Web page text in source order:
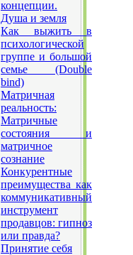
концепции.
Душа и земля
Как выжить в
психологической
группе и большой
семье (Double
bind)
Матричная
реальность:
Матричные
состояния и
матричное
сознание
Конкурентные
преимущества как
коммуникативный
инструмент
продавцов: гипноз
или правда?
Принятие себя